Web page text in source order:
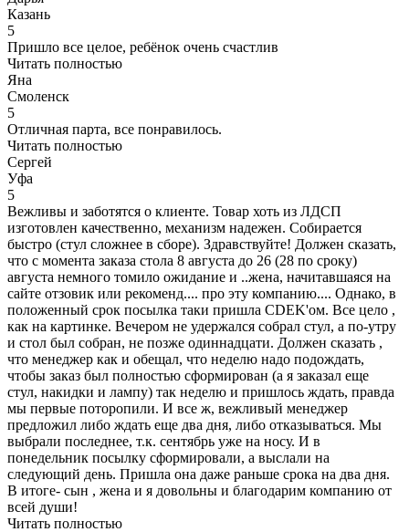
Казань
5
Пришло все целое, ребёнок очень счастлив
Читать полностью
Яна
Смоленск
5
Отличная парта, все понравилось.
Читать полностью
Сергей
Уфа
5
Вежливы и заботятся о клиенте. Товар хоть из ЛДСП
изготовлен качественно, механизм надежен. Собирается
быстро (стул сложнее в сборе). Здравствуйте! Должен сказать,
что с момента заказа стола 8 августа до 26 (28 по сроку)
августа немного томило ожидание и ..жена, начитавшаяся на
сайте отзовик или рекоменд.... про эту компанию.... Однако, в
положенный срок посылка таки пришла СDEK'ом. Все цело ,
как на картинке. Вечером не удержался собрал стул, а по-утру
и стол был собран, не позже одиннадцати. Должен сказать ,
что менеджер как и обещал, что неделю надо подождать,
чтобы заказ был полностью сформирован (а я заказал еще
стул, накидки и лампу) так неделю и пришлось ждать, правда
мы первые поторопили. И все ж, вежливый менеджер
предложил либо ждать еще два дня, либо отказываться. Мы
выбрали последнее, т.к. сентябрь уже на носу. И в
понедельник посылку сформировали, а выслали на
следующий день. Пришла она даже раньше срока на два дня.
В итоге- сын , жена и я довольны и благодарим компанию от
всей души!
Читать полностью